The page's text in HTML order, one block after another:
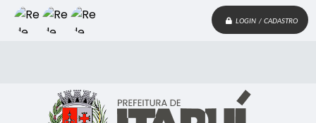
LOGIN / CADASTRO